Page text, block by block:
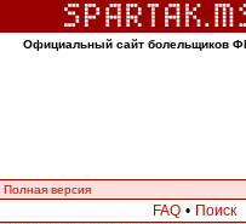
Официальный сайт болельщиков
Полная версия
FAQ • Поиск